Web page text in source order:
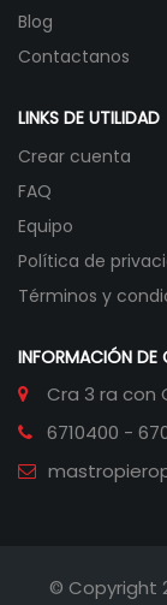
Blog
Contactanos
LINKS DE UTILIDAD
Crear cuenta
FAQ
Equipo
Política de
Términos y
INFORMACIÓN
Cra 3 ra con
6710400 -
© Copyright